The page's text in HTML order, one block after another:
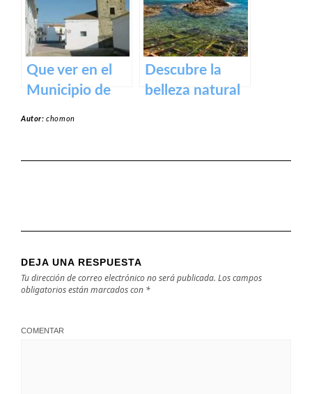
y actividades al
aire libre
Que ver en el
Municipio de
Descubre la
belleza natural
Autor:chomon
DEJA UNA RESPUESTA
Tu dirección de correo electrónico no será publicada. Los campos
obligatorios están marcados con *
COMENTAR